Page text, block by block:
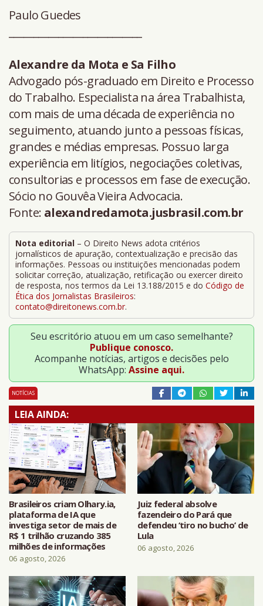
Paulo Guedes
Alexandre da Mota e Sa Filho
Advogado pós-graduado em Direito e Processo
do Trabalho. Especialista na área Trabalhista,
com mais de uma década de experiência no
seguimento, atuando junto a pessoas físicas,
grandes e médias empresas. Possuo larga
experiência em litígios, negociações coletivas,
consultorias e processos em fase de execução.
Sócio no Gouvêa Vieira Advocacia.
Fonte: alexandredamota.jusbrasil.com.br
Nota editorial – O Direito News adota critérios
jornalísticos de apuração, contextualização e precisão das
informações. Pessoas ou instituições mencionadas podem
solicitar correção, atualização, retificação ou exercer direito
de resposta, nos termos da Lei 13.188/2015 e do Código de
Ética dos Jornalistas Brasileiros:
contato@direitonews.com.br.
Seu escritório atuou em um caso semelhante?
Publique conosco.
Acompanhe notícias, artigos e decisões pelo
WhatsApp: Assine aqui.
NOTÍCIAS
LEIA AINDA:
Brasileiros criam Olhary.ia,
plataforma de IA que
investiga setor de mais de
R$ 1 trilhão cruzando 385
milhões de informações
06 agosto, 2026
Juiz federal absolve
fazendeiro do Pará que
defendeu ‘tiro no bucho’ de
Lula
06 agosto, 2026